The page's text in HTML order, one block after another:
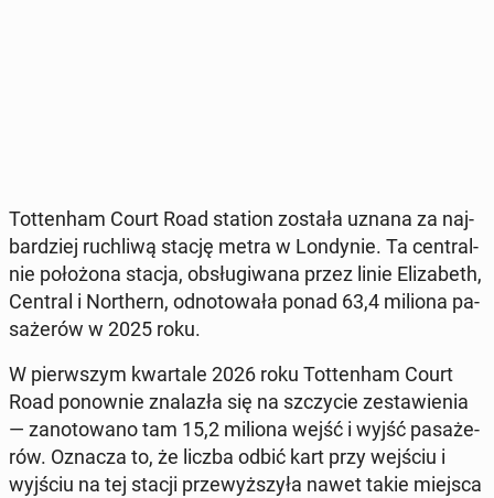
Tot­ten­ham Court Road station została uznana za naj­
bar­dziej ru­chli­wą stację metra w Lon­dy­nie. Ta cen­tral­
nie po­ło­żo­na stacja, ob­słu­gi­wa­na przez linie Eli­za­beth,
Central i Nor­thern, od­no­to­wa­ła ponad 63,4 miliona pa­
sa­że­rów w 2025 roku.
W pierw­szym kwar­ta­le 2026 roku Tot­ten­ham Court
Road po­now­nie zna­la­zła się na szczy­cie ze­sta­wie­nia
— za­no­to­wa­no tam 15,2 miliona wejść i wyjść pa­sa­że­
rów. Oznacza to, że liczba odbić kart przy wejściu i
wyjściu na tej stacji prze­wyż­szy­ła nawet takie miejsca